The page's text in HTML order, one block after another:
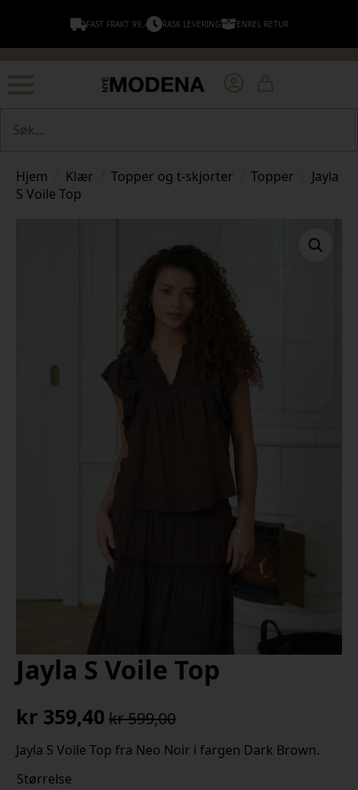
FAST FRAKT 99,- RASK LEVERING ENKEL RETUR
Hjem Klær Topper og t-skjorter Topper
Jayla
S Voile Top
Jayla S Voile Top
kr599,00
Opprinnelig
pris
var:
kr 359,40
Nåværende
pris
er:
Jayla S Voile Top fra Neo Noir i fargen Dark Brown.
Størrelse